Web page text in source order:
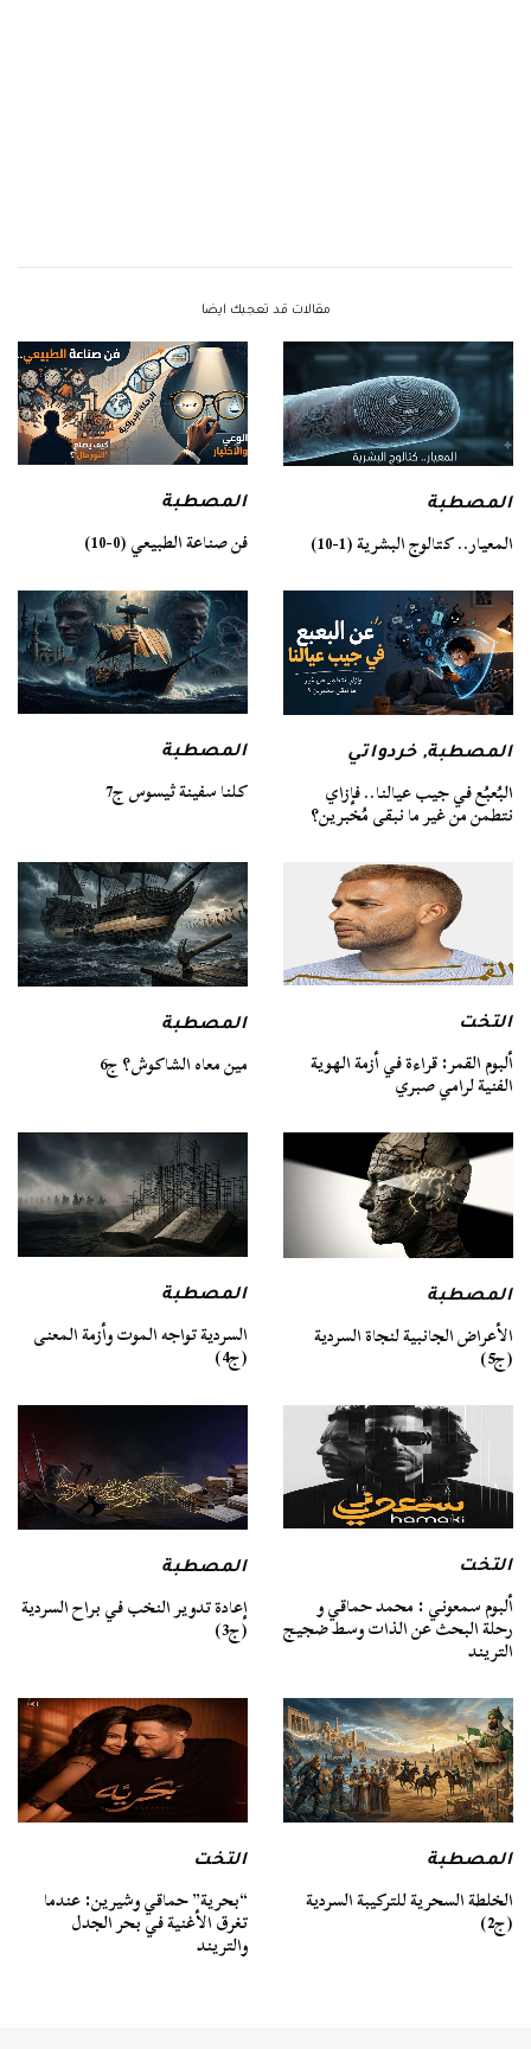
مقالات قد تعجبك ايضا
المصطبة
المعيار.. كتالوج البشرية (1-10)
المصطبة
فن صناعة الطبيعي (0-10)
المصطبة,خردواتي
البُعبُع في جيب عيالنا.. فإزاي
نتطمن من غير ما نبقى مُخبرين؟
المصطبة
كلنا سفينة ثيسوس ج7
التخت
ألبوم القمر: قراءة في أزمة الهوية
الفنية لرامي صبري
المصطبة
مين معاه الشاكوش؟ ج6
المصطبة
الأعراض الجانبية لنجاة السردية
(ج5)
المصطبة
السردية تواجه الموت وأزمة المعنى
(ج4)
التخت
ألبوم سمعوني : محمد حماقي و
رحلة البحث عن الذات وسط ضجيج
التريند
المصطبة
إعادة تدوير النخب في براح السردية
(ج3)
المصطبة
الخلطة السحرية للتركيبة السردية
(ج2)
التخت
“بحرية” حماقي وشيرين: عندما
تغرق الأغنية في بحر الجدل
والتريند